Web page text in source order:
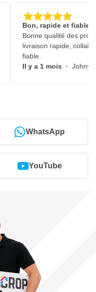
Bon, rapide et fiable
Bonne qualité des
livraison rapide,
fiable.
Il y a 1 mois · Johny,
WhatsApp
YouTube